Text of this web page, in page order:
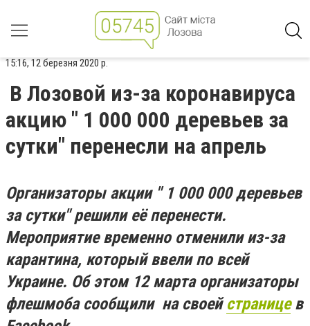
15:16, 12 березня 2020 р.
В Лозовой из-за коронавируса
акцию " 1 000 000 деревьев за
сутки" перенесли на апрель
Организаторы акции " 1 000 000 деревьев
за сутки" решили её перенести.
Мероприятие временно отменили из-за
карантина, который ввели по всей
Украине. Об этом 12 марта организаторы
флешмоба сообщили на своейстраницев